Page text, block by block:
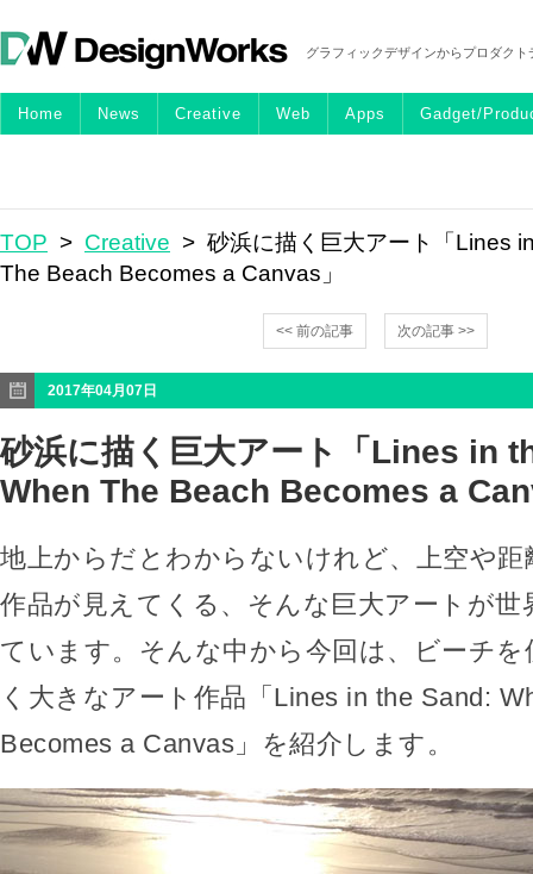
グラフィックデザインからプロダク
Home News Creative Web Apps Gadget/
TOP > Creative > 砂浜に描く巨大アート「Lines
The Beach Becomes a Canvas」
<< 前の記事 次の記事 >>
2017年04月07日
砂浜に描く巨大アート「Lines in
When The Beach Becomes a
地上からだとわからないけれど、上空や
作品が見えてくる、そんな巨大アートが世
ています。そんな中から今回は、ビーチ
く大きなアート作品「Lines in the Sand:
Becomes a Canvas」を紹介します。